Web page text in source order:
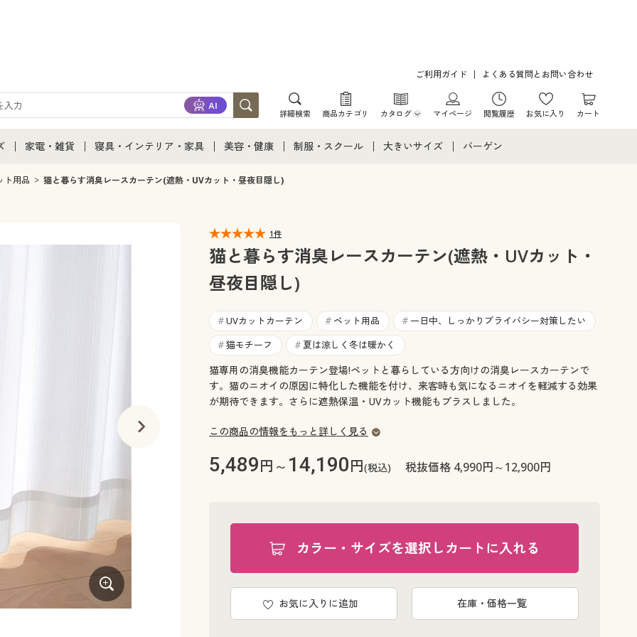
ご利用ガイド よくある質問とお問い合わせ
詳細検索 商品カテゴリ カタログ
カタログ・チラシからのご注文
マイページ 閲覧履歴 お気に入り カート
通販すべて
着
家電・雑貨
家電・雑貨すべて
キッチン・雑貨・日用品
寝具・インテリア・家具
寝具・インテリア・家具通販すべて
寝具・ベッド
カーテン・ラグ・ファブリック
美容・健康
美容・健康通販すべて
制服・スクール
ジュニア・ティーンズ下着
大きいサイズ
大きいサイズ レディース下着
大きいサイズ 事務・制服
バーゲン
ト用品 猫と暮らす消臭レースカーテン(遮熱・UVカット・昼夜目隠し)
1件
猫と暮らす消臭レースカーテン(遮熱・UVカット・
昼夜目隠し)
# UVカットカーテン # ペット用品 # 一日中、しっかりプライバシー対策したい
# 猫モチーフ # 夏は涼しく冬は暖かく
猫専用の消臭機能カーテン登場!ペットと暮らしている方向けの消臭レースカーテンで
す。猫のニオイの原因に特化した機能を付け、来客時も気になるニオイを軽減する効果
が期待できます。さらに遮熱保温・UVカット機能もプラスしました。
この商品の情報をもっと詳しく見る
5,489円～ 14,190円(税込) 税抜価格 4,990円～12,900円
カラー・サイズを選択しカートに入れる
お気に入りに追加 在庫・価格一覧